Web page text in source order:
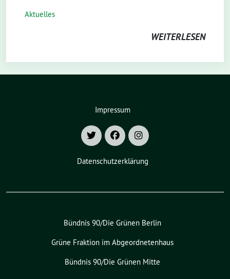
Aktuelles
WEITERLESEN
Impressum
Datenschutzerklärung
Bündnis 90/Die Grünen Berlin
Grüne Fraktion im Abgeordnetenhaus
Bündnis 90/Die Grünen Mitte